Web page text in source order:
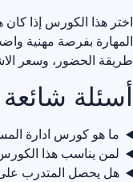
اختر هذا الكورس إذا
المهارة بفرصة مهنية
طريقة الحضور، وسعر
أسئلة
ما هو كورس ادارة
لمن يناسب هذا
هل يحصل المتدرب